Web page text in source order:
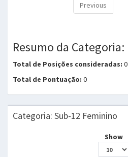
Previous
Resumo da Categoria:
Total de Posições consideradas: 0
Total de Pontuação: 0
Categoria: Sub-12 Feminino
Show